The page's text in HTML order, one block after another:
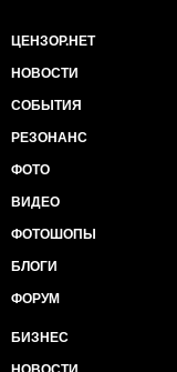
ЦЕНЗОР.НЕТ
НОВОСТИ
СОБЫТИЯ
РЕЗОНАНС
ФОТО
ВИДЕО
ФОТОШОПЫ
БЛОГИ
ФОРУМ
БИЗНЕС